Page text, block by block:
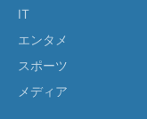
IT
エンタメ
スポーツ
メディア